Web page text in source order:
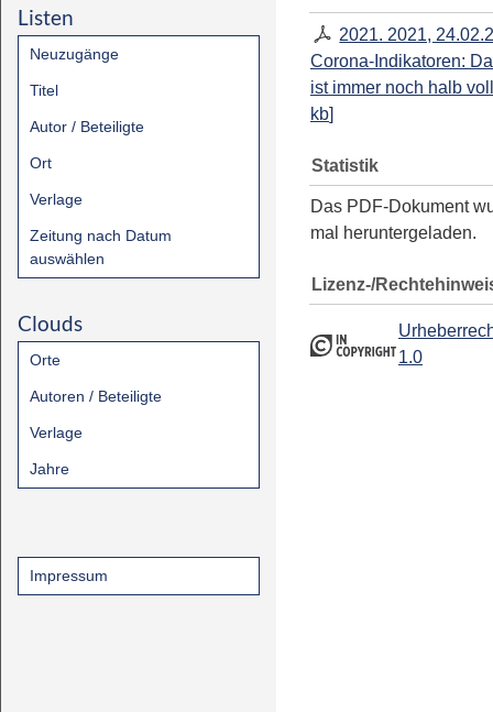
Listen
Neuzugänge
Titel
Autor / Beteiligte
Ort
Verlage
Zeitung nach Datum
auswählen
Clouds
Orte
Autoren / Beteiligte
Verlage
Jahre
Impressum
2021. 2021,
Corona-Indikatoren:
ist immer noch halb voll
kb]
Statistik
Das PDF-Dokument
mal heruntergeladen.
Lizenz-/
1.0